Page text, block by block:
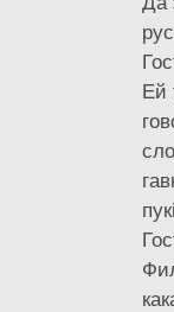
Ей